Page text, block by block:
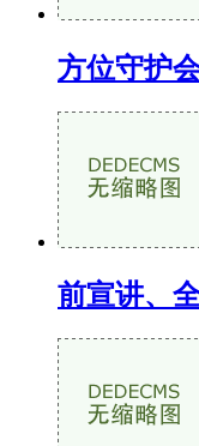
方位守护
前宣讲、